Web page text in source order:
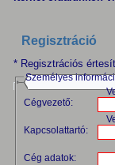
Regisztráció
* Regisztrációs
Személyes
Cégvezető:
Kapcsolattartó:
Cég adatok: